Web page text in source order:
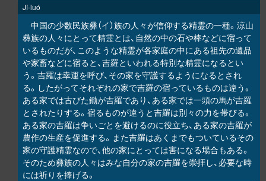
Jí-luó
中国の少数民族彝（イ）族の人々が信仰する精霊の一種。涼山
彝族の人々にとって精霊とは、自然の中の石や棒などに宿って
いるものだが、このような精霊が各家庭の中にある祖先の遺品
や家畜などに宿ると、吉羅といわれる特別な精霊になるとい
う。吉羅は幸運を呼び、その家を守護するようになるとされ
る。したがってそれぞれの家で吉羅の宿っているものは違う。
ある家では古びた鋤が吉羅であり、ある家では一頭の馬が吉羅
とされたりする。宿るものが違うと吉羅は別々の力を帯びる。
ある家の吉羅は争いごとを避けるのに役立ち、ある家の吉羅が
農作の生産を促進する。また吉羅はあくまでもついているその
家の守護精霊なので、他の家にとっては害になる場合もある。
そのため彝族の人々はみな自分の家の吉羅を崇拝し、必要な時
には祈りを捧げる。